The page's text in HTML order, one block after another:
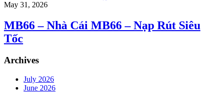
May 31, 2026
MB66 – Nhà Cái MB66 – Nạp Rút Siêu
Tốc
Archives
July 2026
June 2026